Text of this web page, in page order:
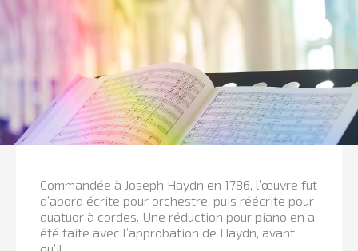
Commandée à Joseph Haydn en 1786, l’œuvre fut
d’abord écrite pour orchestre, puis réécrite pour
quatuor à cordes. Une réduction pour piano en a
été faite avec l’approbation de Haydn, avant